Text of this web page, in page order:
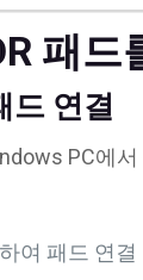
패
드 연결
PC에
여 패드 연결